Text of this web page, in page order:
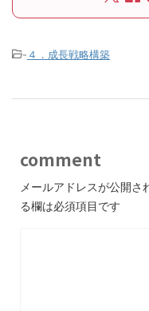
- ４．成長戦略構築
comment
メールアドレスが公開さ
る欄は必須項目です